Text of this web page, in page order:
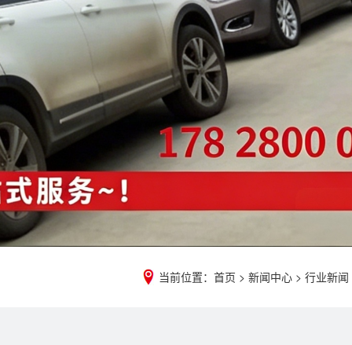
当前位置： 首页 > 新闻中心 > 行业新闻